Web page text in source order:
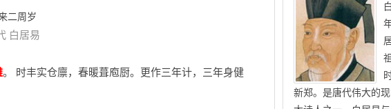
二周岁
白居易
。 时丰实仓廪，春暖葺庖厨。更作三年计，三年身健
新郑。是唐代伟大的